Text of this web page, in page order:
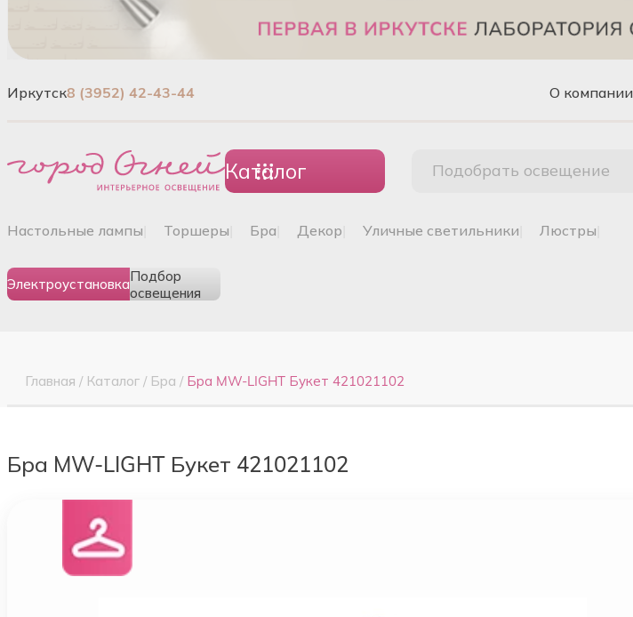
Иркутск8 (3952) 42-43-44 О компании
Каталог Подобрать освещение
настольные лампы торшеры бра декор уличные светильники люстры
ЭлектроустановкаПодбор
освещения
Главная / Каталог / Бра / Бра MW-LIGHT Букет 421021102
Бра MW-LIGHT Букет 421021102